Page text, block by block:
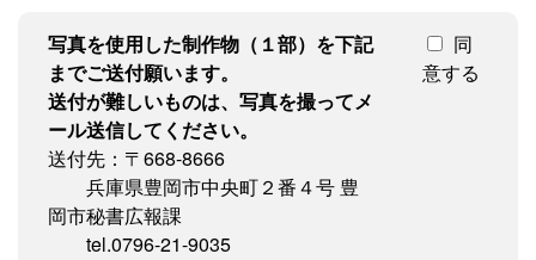
写真を使用した制作物（１部）を下記
までご送付願います。
送付が難しいものは、写真を撮ってメ
ール送信してください。
送付先：〒668-8666
兵庫県豊岡市中央町２番４号 豊
岡市秘書広報課
tel.0796-21-9035
同
意する